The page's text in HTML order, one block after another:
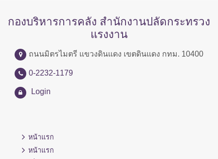
กองบริหารการคลัง สำนักงานปลัดกระทรวง
แรงงาน
ถนนมิตรไมตรี แขวงดินแดง เขตดินแดง กทม. 10400
0-2232-1179
Login
หน้าแรก
หน้าแรก